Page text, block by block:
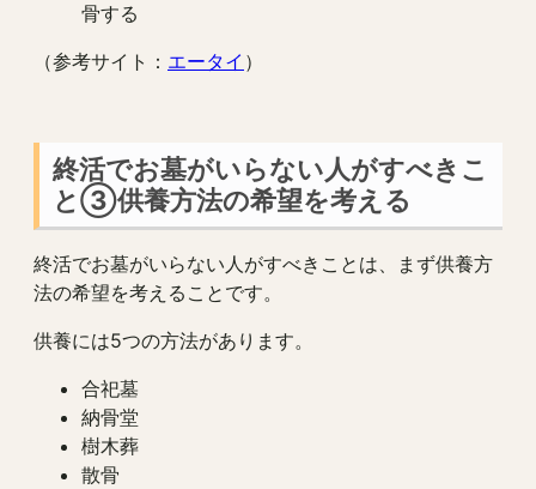
骨する
（参考サイト： エータイ ）
終活でお墓がいらない人がすべきこ
と③供養方法の希望を考える
終活でお墓がいらない人がすべきことは、まず供養方
法の希望を考えることです。
供養には5つの方法があります。
合祀墓
納骨堂
樹木葬
散骨